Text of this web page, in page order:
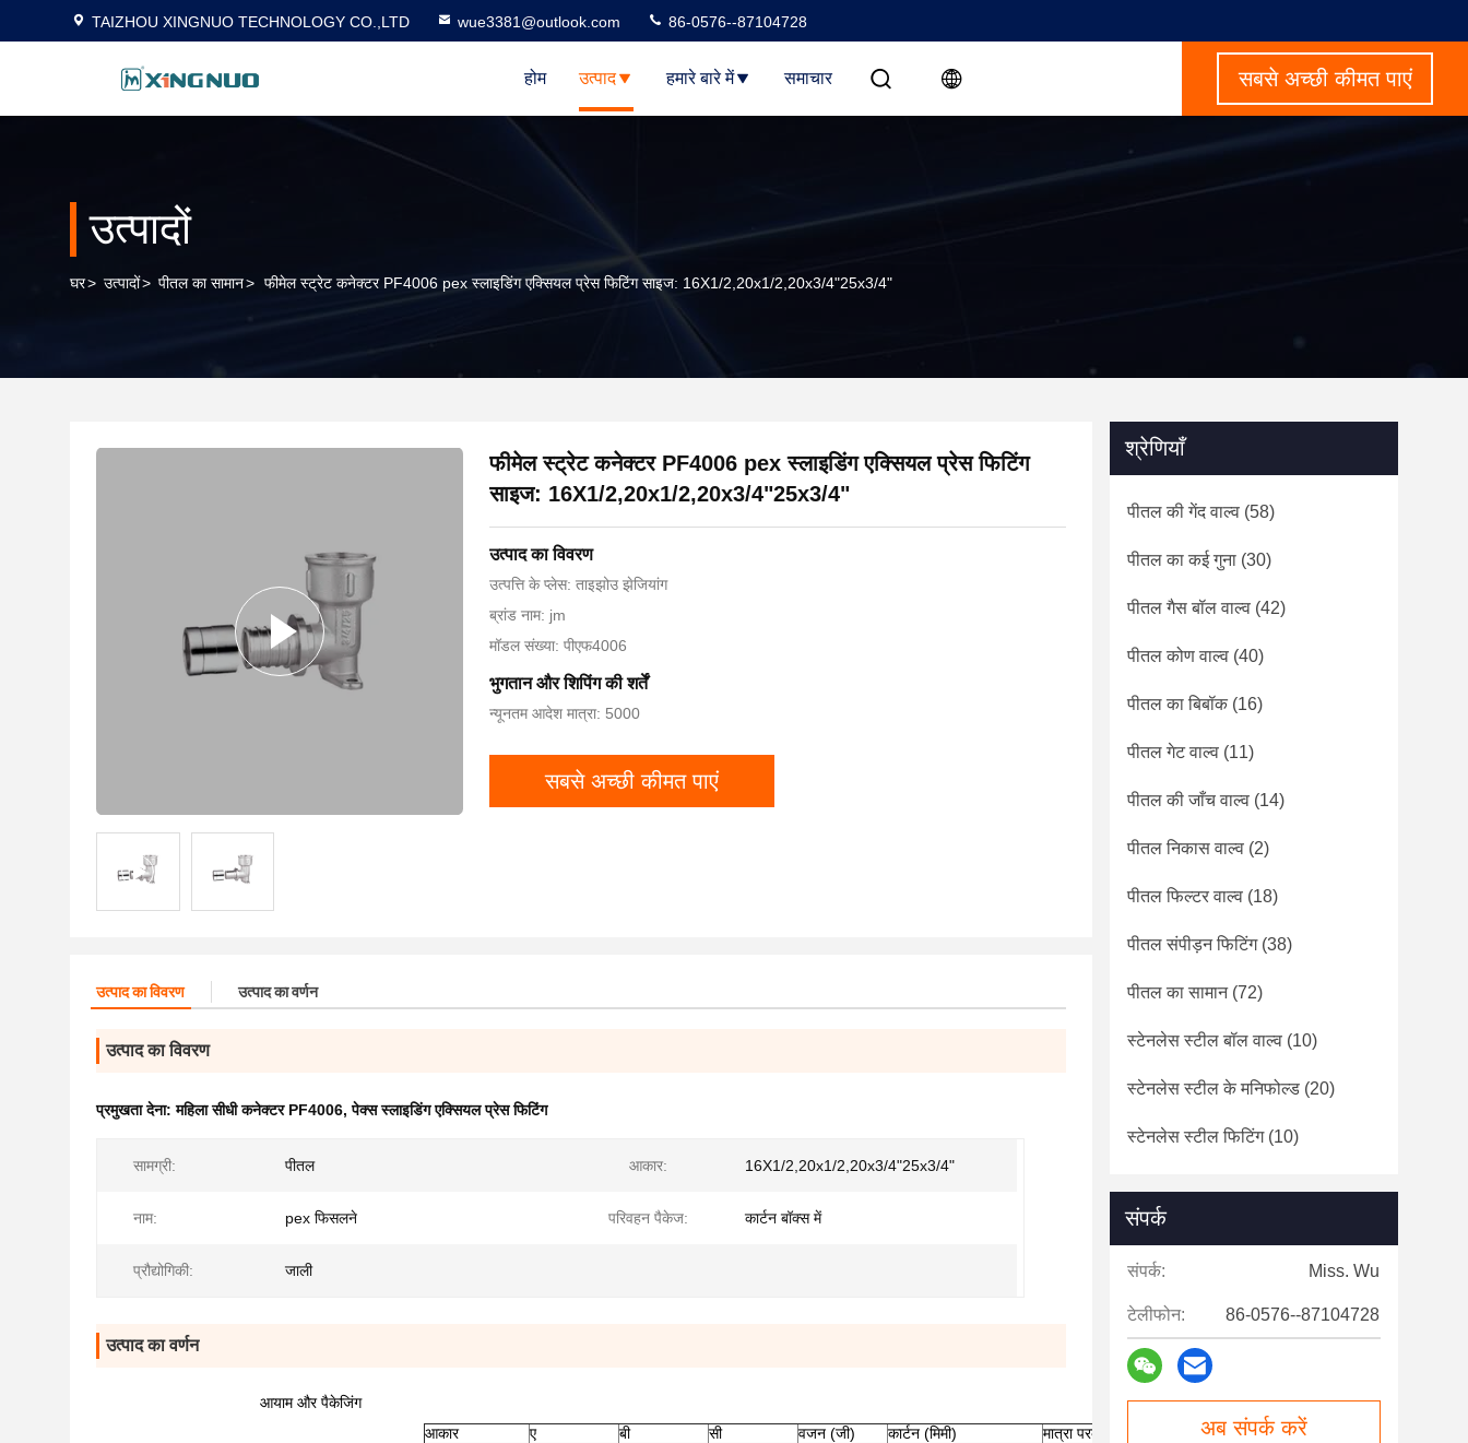
TAIZHOU XINGNUO TECHNOLOGY CO.,LTD wue3381@outlook.com 86-0576--87104728
होम उत्पाद हमारे बारे में समाचार सबसे अच्छी कीमत पाएं
उत्पादों
घर> उत्पादों> पीतल का सामान> फीमेल स्ट्रेट कनेक्टर PF4006 pex स्लाइडिंग एक्सियल प्रेस फिटिंग साइज: 16X1/2,20x1/2,20x3/4"25x3/4"
फीमेल स्ट्रेट कनेक्टर PF4006 pex स्लाइडिंग एक्सियल प्रेस फिटिंग
साइज: 16X1/2,20x1/2,20x3/4"25x3/4"
उत्पाद का विवरण
उत्पत्ति के प्लेस: ताइझोउ झेजियांग
ब्रांड नाम: jm
मॉडल संख्या: पीएफ4006
भुगतान और शिपिंग की शर्तें
न्यूनतम आदेश मात्रा: 5000
सबसे अच्छी कीमत पाएं
उत्पाद का विवरण उत्पाद का वर्णन
उत्पाद का विवरण
प्रमुखता देना:महिला सीधी कनेक्टर PF4006,पेक्स स्लाइडिंग एक्सियल प्रेस फिटिंग
सामग्री: पीतल आकार: 16X1/2,20x1/2,20x3/4"25x3/4"
नाम: pex फिसलने परिवहन पैकेज: कार्टन बॉक्स में
प्रौद्योगिकी: जाली
उत्पाद का वर्णन
आयाम और पैकेजिंग
आकार
ए बी सी वजन (जी) कार्टन (मिमी)
मात्रा परकार्टन
श्रेणियाँ
पीतल की गेंद वाल्व (58)
पीतल का कई गुना (30)
पीतल गैस बॉल वाल्व (42)
पीतल कोण वाल्व (40)
पीतल का बिबॉक (16)
पीतल गेट वाल्व (11)
पीतल की जाँच वाल्व (14)
पीतल निकास वाल्व (2)
पीतल फिल्टर वाल्व (18)
पीतल संपीड़न फिटिंग(38)
पीतल का सामान(72)
स्टेनलेस स्टील बॉल वाल्व (10)
स्टेनलेस स्टील के मनिफोल्ड (20)
स्टेनलेस स्टील फिटिंग(10)
संपर्क
संपर्क: Miss. Wu
टेलीफोन: 86-0576--87104728
अब संपर्क करें